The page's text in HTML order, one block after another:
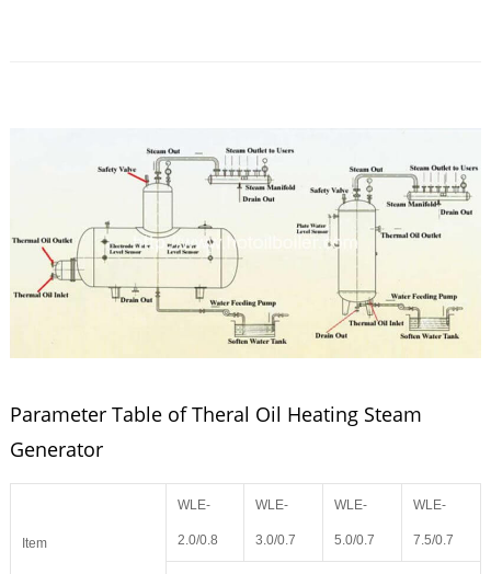
Parameter Table of Theral Oil Heating Steam
Generator
Item
WLE-
2.0/0.8
WLE-
3.0/0.7
WLE-
5.0/0.7
WLE-
7.5/0.7